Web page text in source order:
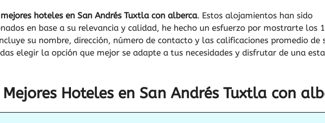
mejores hoteles en San Andrés Tuxtla con alberca. Estos alojamientos han sido
en base a su relevancia y calidad, he hecho un esfuerzo por mostrarte los
su nombre, dirección, número de contacto y las calificaciones promedio de
elegir la opción que mejor se adapte a tus necesidades y disfrutar de una
Hoteles en San Andrés Tuxtla con